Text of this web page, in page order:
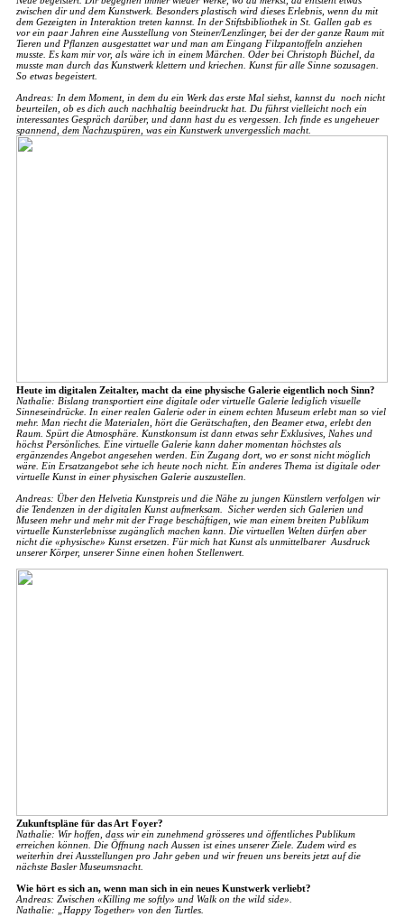
zwischen dir und dem Kunstwerk. Besonders plastisch wird dieses Erlebnis, wenn du mit
dem Gezeigten in Interaktion treten kannst. In der Stiftsbibliothek in St. Gallen gab es
vor ein paar Jahren eine Ausstellung von Steiner/Lenzlinger, bei der der ganze Raum mit
Tieren und Pflanzen ausgestattet war und man am Eingang Filzpantoffeln anziehen
musste. Es kam mir vor, als wäre ich in einem Märchen. Oder bei Christoph Büchel, da
musste man durch das Kunstwerk klettern und kriechen. Kunst für alle Sinne sozusagen.
So etwas begeistert.
Andreas: In dem Moment, in dem du ein Werk das erste Mal siehst, kannst du noch nicht
beurteilen, ob es dich auch nachhaltig beeindruckt hat. Du führst vielleicht noch ein
interessantes Gespräch darüber, und dann hast du es vergessen. Ich finde es ungeheuer
spannend, dem Nachzuspüren, was ein Kunstwerk unvergesslich macht.
Heute im digitalen Zeitalter, macht da eine physische Galerie eigentlich noch Sinn?
Nathalie: Bislang transportiert eine digitale oder virtuelle Galerie lediglich visuelle
Sinneseindrücke. In einer realen Galerie oder in einem echten Museum erlebt man so viel
mehr. Man riecht die Materialen, hört die Gerätschaften, den Beamer etwa, erlebt den
Raum. Spürt die Atmosphäre. Kunstkonsum ist dann etwas sehr Exklusives, Nahes und
höchst Persönliches. Eine virtuelle Galerie kann daher momentan höchstes als
ergänzendes Angebot angesehen werden. Ein Zugang dort, wo er sonst nicht möglich
wäre. Ein Ersatzangebot sehe ich heute noch nicht. Ein anderes Thema ist digitale oder
virtuelle Kunst in einer physischen Galerie auszustellen.
Andreas: Über den Helvetia Kunstpreis und die Nähe zu jungen Künstlern verfolgen wir
die Tendenzen in der digitalen Kunst aufmerksam. Sicher werden sich Galerien und
Museen mehr und mehr mit der Frage beschäftigen, wie man einem breiten Publikum
virtuelle Kunsterlebnisse zugänglich machen kann. Die virtuellen Welten dürfen aber
nicht die «physische» Kunst ersetzen. Für mich hat Kunst als unmittelbarer Ausdruck
unserer Körper, unserer Sinne einen hohen Stellenwert.
Zukunftspläne für das Art Foyer?
Nathalie: Wir hoffen, dass wir ein zunehmend grösseres und öffentliches Publikum
erreichen können. Die Öffnung nach Aussen ist eines unserer Ziele. Zudem wird es
weiterhin drei Ausstellungen pro Jahr geben und wir freuen uns bereits jetzt auf die
nächste Basler Museumsnacht.
Wie hört es sich an, wenn man sich in ein neues Kunstwerk verliebt?
Andreas: Zwischen «Killing me softly» und Walk on the wild side».
Nathalie: „Happy Together» von den Turtles.